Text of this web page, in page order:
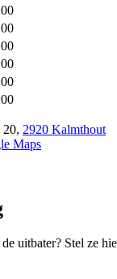
20, 2920 Kalmthout
Maps
uitbater? Stel ze